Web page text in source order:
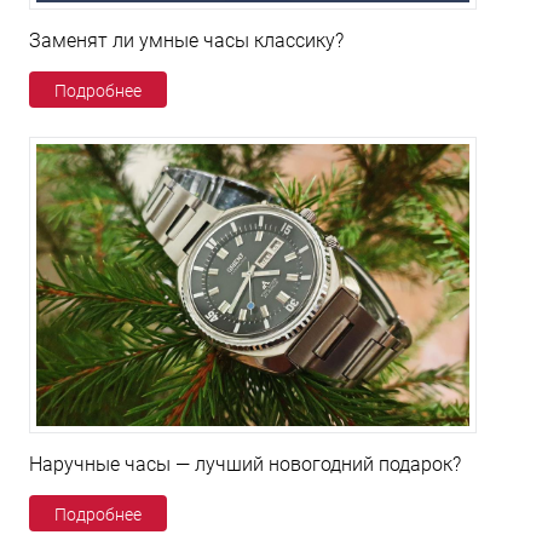
Заменят ли умные часы классику?
Подробнее
Наручные часы — лучший новогодний подарок?
Подробнее